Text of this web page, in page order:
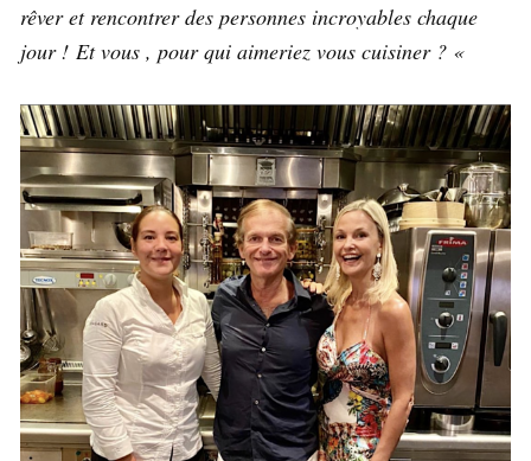
rêver et rencontrer des personnes incroyables chaque
jour ! Et vous , pour qui aimeriez vous cuisiner ? «